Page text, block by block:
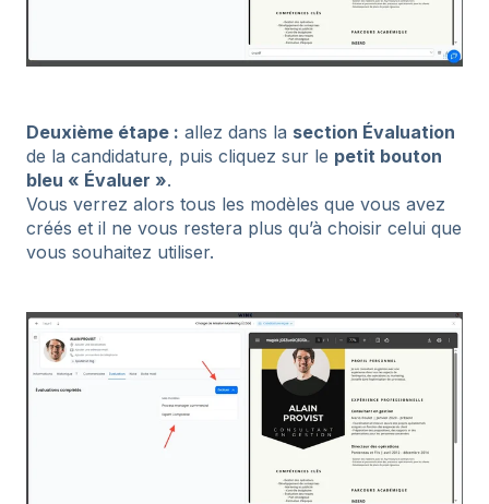
Deuxième étape : allez dans la section Évaluation
de la candidature, puis cliquez sur le petit bouton
bleu « Évaluer ».
Vous verrez alors tous les modèles que vous avez
créés et il ne vous restera plus qu’à choisir celui que
vous souhaitez utiliser.